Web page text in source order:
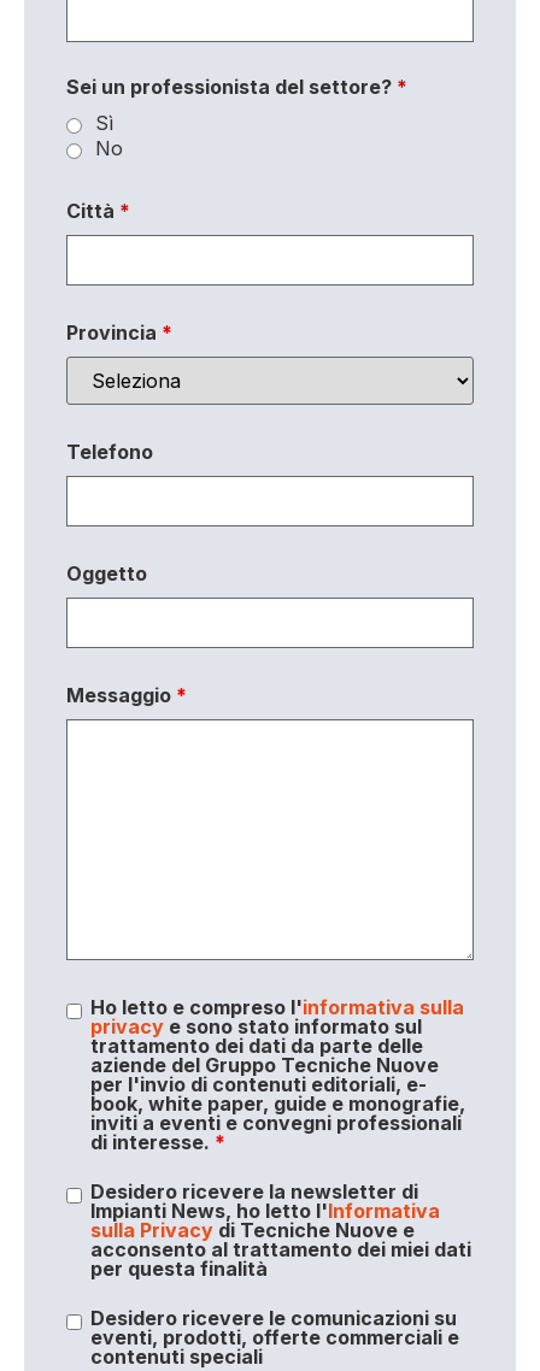
Sei un professionista del settore? *
Sì
No
Città *
Provincia *
Telefono
Oggetto
Messaggio *
Ho letto e compreso l'informativa sulla
privacye sono stato informato sul
trattamento dei dati da parte delle
aziende del Gruppo Tecniche Nuove
per l'invio di contenuti editoriali, e-
book, white paper, guide e monografie,
inviti a eventi e convegni professionali
di interesse. *
Desidero ricevere la newsletter di
Impianti News, ho letto l'Informativa
sulla Privacydi Tecniche Nuove e
acconsento al trattamento dei miei dati
per questa finalità
Desidero ricevere le comunicazioni su
eventi, prodotti, offerte commerciali e
contenuti speciali